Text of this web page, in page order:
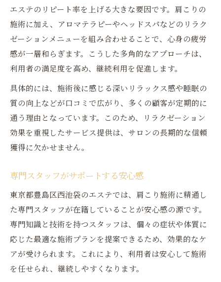
エステのリピート率を上げる大きな要因です。肩こりの
施術に加え、アロマテラピーやヘッドスパなどのリラク
ゼーションメニューを組み合わせることで、心身の疲労
感が一層和らぎます。こうした多角的なアプローチは、
利用者の満足度を高め、継続利用を促進します。
具体的には、施術後に感じる深いリラックス感や睡眠の
質の向上などが口コミで広がり、多くの顧客が定期的に
通う理由となっています。このため、リラクゼーション
効果を重視したサービス提供は、サロンの長期的な信頼
獲得に欠かせません。
専門スタッフがサポートする安心感
東京都豊島区西池袋のエステでは、肩こり施術に精通し
た専門スタッフが在籍していることが安心感の源です。
専門知識と技術を持つスタッフは、個々の症状や体質に
応じた最適な施術プランを提案できるため、効果的なケ
アが受けられます。これにより、利用者は安心して施術
を任せられ、継続しやすくなります。